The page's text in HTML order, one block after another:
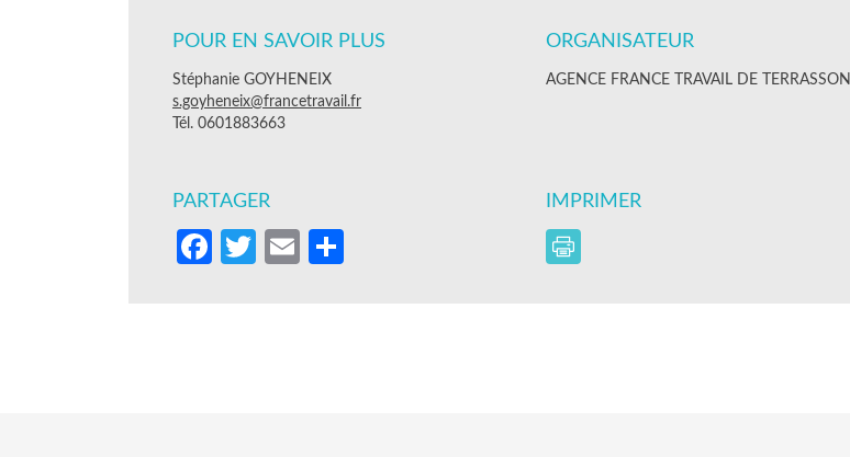
POUR EN SAVOIR PLUS
Stéphanie GOYHENEIX
s.goyheneix@francetravail.fr
Tél. 0601883663
ORGANISATEUR
AGENCE FRANCE TRAVAIL DE TERRASSON
PARTAGER
Facebook
Twitter
Email
IMPRIMER